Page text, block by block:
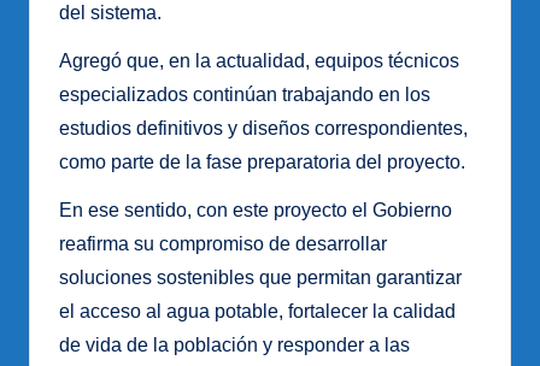
del sistema.
Agregó que, en la actualidad, equipos técnicos
especializados continúan trabajando en los
estudios definitivos y diseños correspondientes,
como parte de la fase preparatoria del proyecto.
En ese sentido, con este proyecto el Gobierno
reafirma su compromiso de desarrollar
soluciones sostenibles que permitan garantizar
el acceso al agua potable, fortalecer la calidad
de vida de la población y responder a las